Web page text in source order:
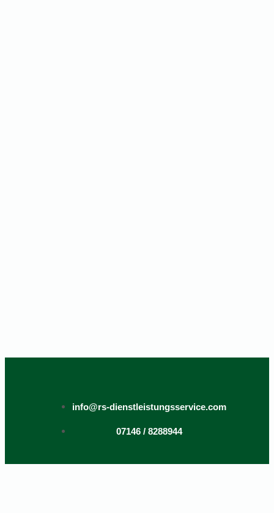
info@rs-dienstleistungsservice.com
07146 / 8288944